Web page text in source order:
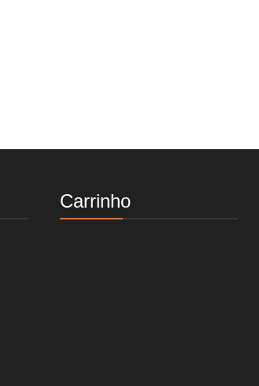
Carrinho